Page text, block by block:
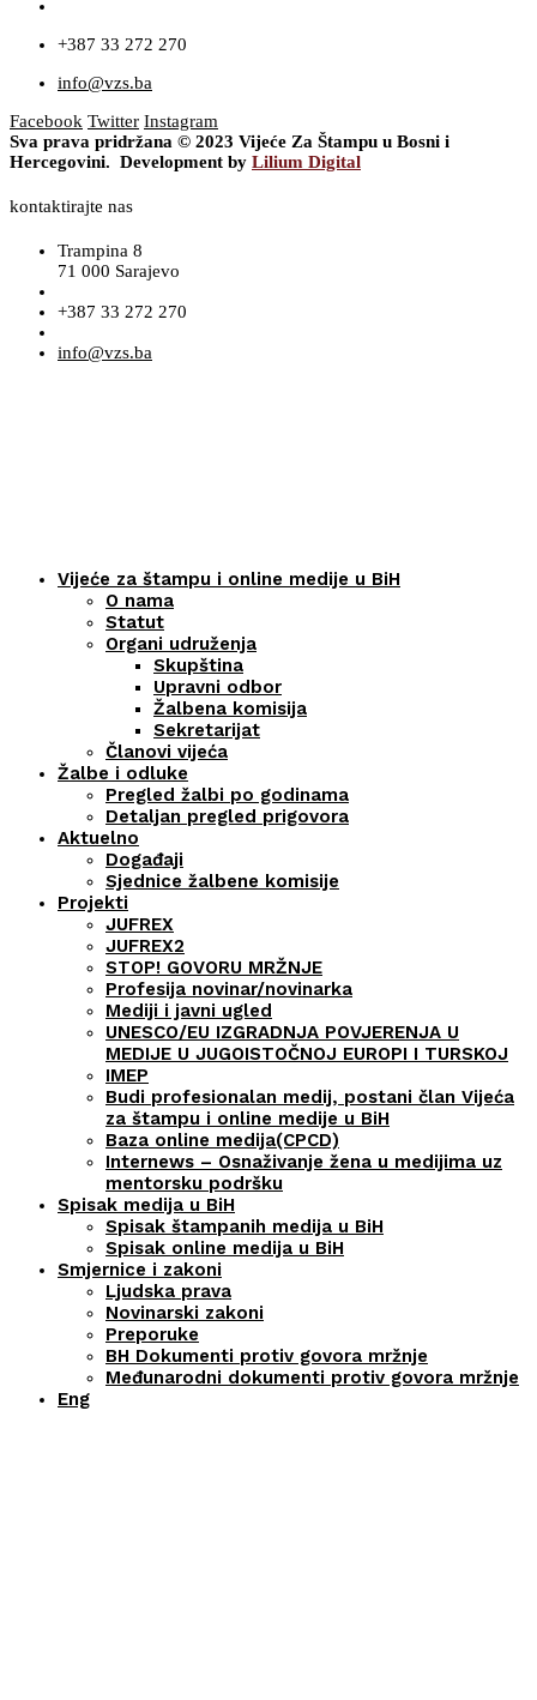
+387 33 272 270
info@vzs.ba
Facebook Twitter Instagram
Sva prava pridržana © 2023 Vijeće Za Štampu u Bosni i
Hercegovini. Development by Lilium Digital
kontaktirajte nas
Trampina 8
71 000 Sarajevo
+387 33 272 270
info@vzs.ba
Vijeće za štampu i online medije u BiH
O nama
Statut
Organi udruženja
Skupština
Upravni odbor
Žalbena komisija
Sekretarijat
Članovi vijeća
Žalbe i odluke
Pregled žalbi po godinama
Detaljan pregled prigovora
Aktuelno
Događaji
Sjednice žalbene komisije
Projekti
JUFREX
JUFREX2
STOP! GOVORU MRŽNJE
Profesija novinar/novinarka
Mediji i javni ugled
UNESCO/EU IZGRADNJA POVJERENJA U
MEDIJE U JUGOISTOČNOJ EUROPI I TURSKOJ
IMEP
Budi profesionalan medij, postani član Vijeća
za štampu i online medije u BiH
Baza online medija(CPCD)
Internews – Osnaživanje žena u medijima uz
mentorsku podršku
Spisak medija u BiH
Spisak štampanih medija u BiH
Spisak online medija u BiH
Smjernice i zakoni
Ljudska prava
Novinarski zakoni
Preporuke
BH Dokumenti protiv govora mržnje
Međunarodni dokumenti protiv govora mržnje
Eng